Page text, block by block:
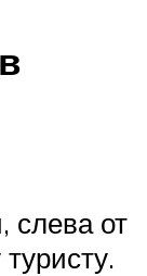
слева от